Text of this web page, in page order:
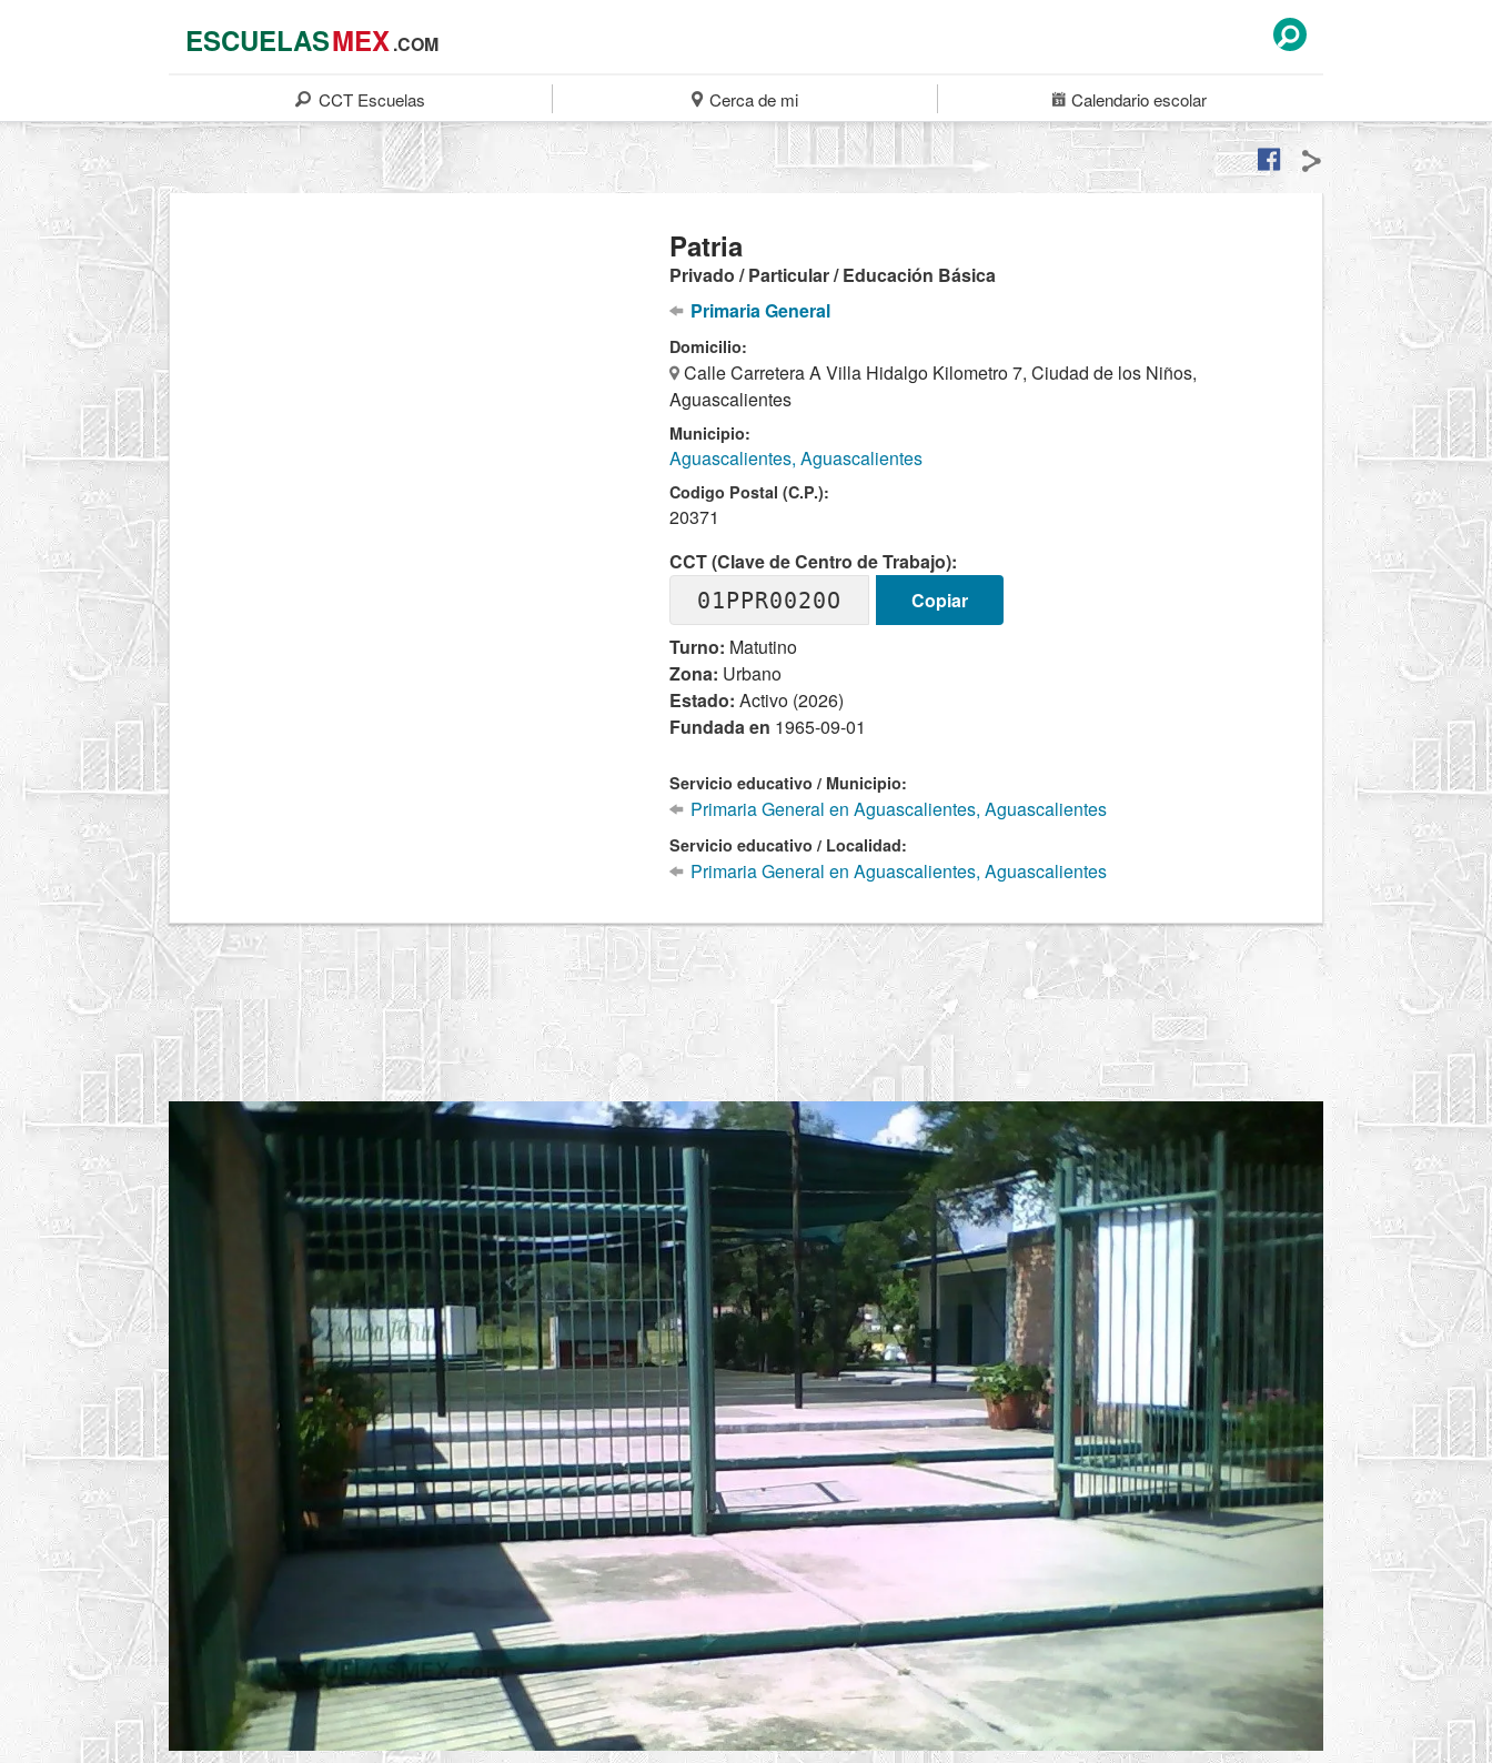
ESCUELASMEX.COM
CCT Escuelas Cerca de mi Calendarioescolar
Patria
Privado / Particular / Educación Básica
Primaria General
Domicilio:
Calle Carretera A Villa Hidalgo Kilometro 7, Ciudad de los Niños,
Aguascalientes
Municipio:
Aguascalientes, Aguascalientes
Codigo Postal (C.P.):
20371
CCT (Clave de Centro de Trabajo):
01PPR0020O
Copiar
Turno: Matutino
Zona: Urbano
Estado: Activo (2026)
Fundada en 1965-09-01
Servicio educativo / Municipio:
Primaria General en Aguascalientes, Aguascalientes
Servicio educativo / Localidad:
Primaria General en Aguascalientes, Aguascalientes